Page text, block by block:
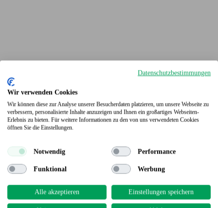
Terrassendielen
Datenschutzbestimmungen
Wir verwenden Cookies
Wir können diese zur Analyse unserer Besucherdaten platzieren, um unsere Webseite zu
verbessern, personalisierte Inhalte anzuzeigen und Ihnen ein großartiges Webseiten-
Erlebnis zu bieten. Für weitere Informationen zu den von uns verwendeten Cookies
öffnen Sie die Einstellungen.
Notwendig Performance
Funktional Werbung
Alle akzeptieren Einstellungen speichern